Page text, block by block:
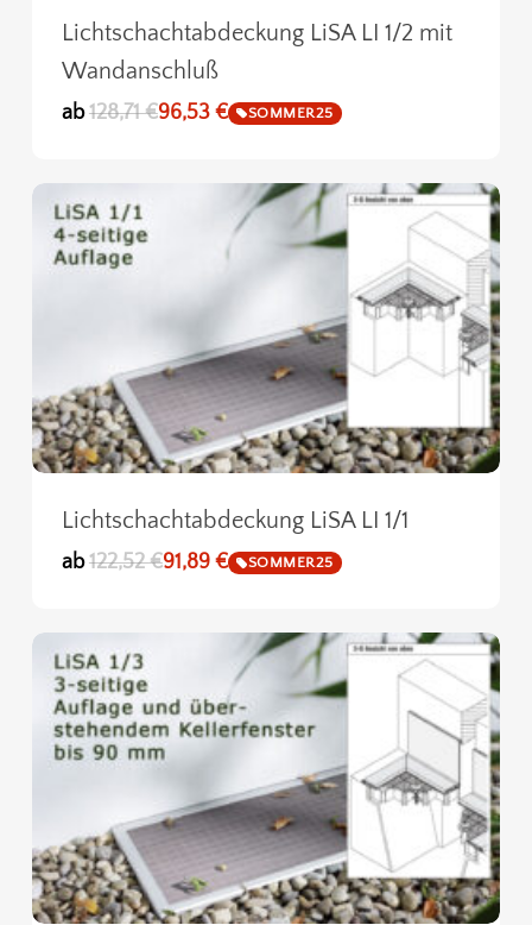
Lichtschachtabdeckung LiSA LI 1/2 mit
Wandanschluß
ab 128,71€96,53 € SOMMER25
Lichtschachtabdeckung LiSA LI 1/1
ab 122,52€91,89 € SOMMER25